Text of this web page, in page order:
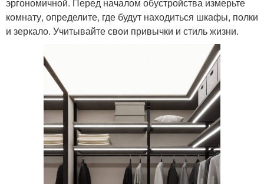
комнату, определите, где будут находиться шкафы, полки
и зеркало. Учитывайте свои привычки и стиль жизни.